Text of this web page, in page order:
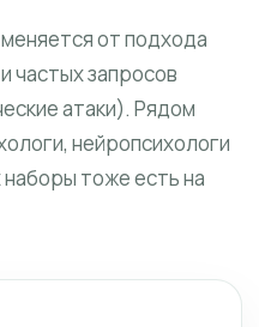
от подхода
частых запросов
атаки). Рядом
нейропсихологи
наборы тоже есть на